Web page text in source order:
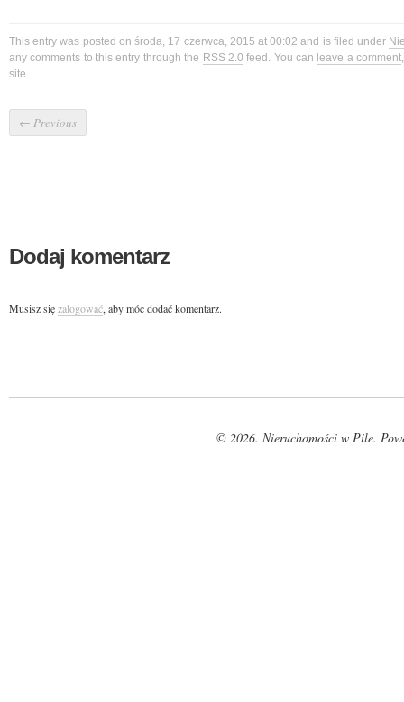
This entry was posted on środa, 17 czerwca, 2015 at 00:02 and is filed under
any comments to this entry through the RSS 2.0 feed. You can leave a comment
site.
← Previous
Dodaj komentarz
Musisz sięzalogować, aby móc dodać komentarz.
© 2026. Nieruchomości w Pile.